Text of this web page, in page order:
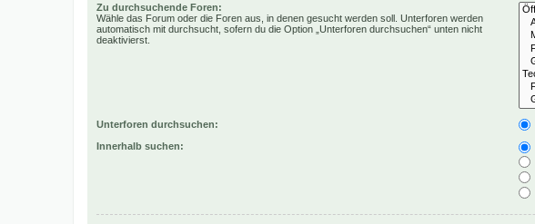
Zu durchsuchende Foren:
Wähle das Forum oder die Foren aus, in denen gesucht werden soll. Unterforen werden
automatisch mit durchsucht, sofern du die Option „Unterforen durchsuchen“ unten nicht
deaktivierst.
Unterforen durchsuchen:
Innerhalb suchen: